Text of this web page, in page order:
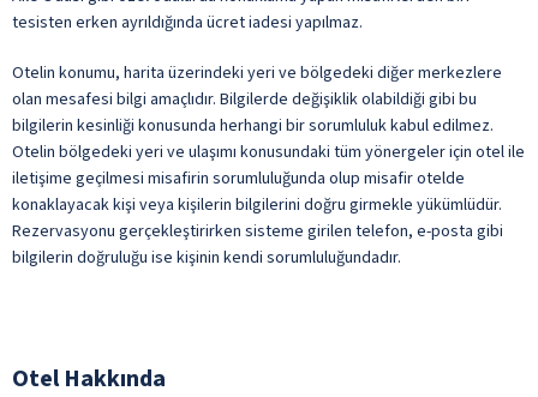
tesisten erken ayrıldığında ücret iadesi yapılmaz.
Otelin konumu, harita üzerindeki yeri ve bölgedeki diğer merkezlere
olan mesafesi bilgi amaçlıdır. Bilgilerde değişiklik olabildiği gibi bu
bilgilerin kesinliği konusunda herhangi bir sorumluluk kabul edilmez.
Otelin bölgedeki yeri ve ulaşımı konusundaki tüm yönergeler için otel ile
iletişime geçilmesi misafirin sorumluluğunda olup misafir otelde
konaklayacak kişi veya kişilerin bilgilerini doğru girmekle yükümlüdür.
Rezervasyonu gerçekleştirirken sisteme girilen telefon, e-posta gibi
bilgilerin doğruluğu ise kişinin kendi sorumluluğundadır.
Otel Hakkında